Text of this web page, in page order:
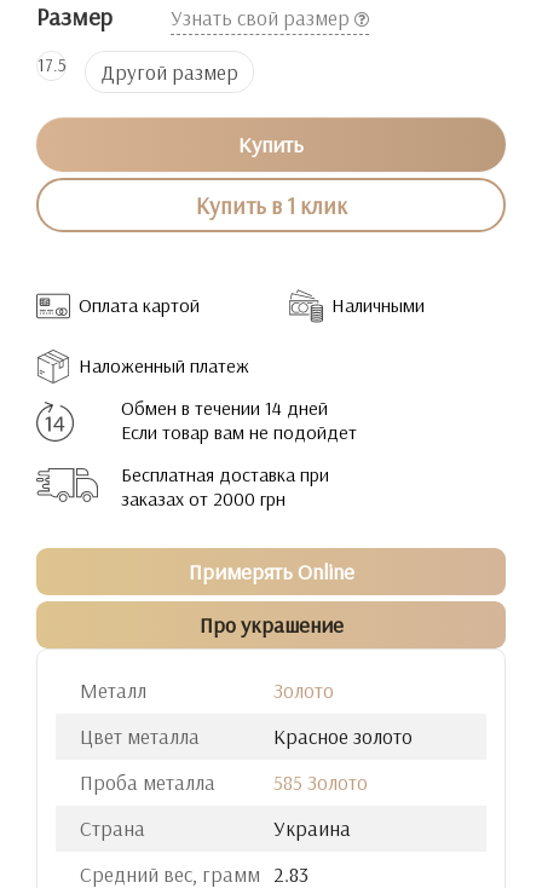
Размер Узнать свой размер
17.5 Другой размер
Купить
Купить в 1 клик
Оплата картой Наличными
Наложенный платеж
Обмен в течении 14 дней
Если товар вам не подойдет
Бесплатная доставка при
заказах от 2000 грн
Примерять Online
Про украшение
Металл
Золото
Цвет металла
Красное золото
Проба металла
585 Золото
Страна
Украина
Средний вес, грамм
2.83